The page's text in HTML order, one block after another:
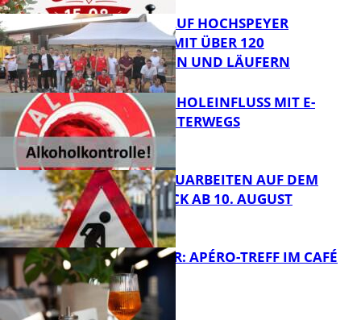
FB News
FB News
31. KERWELAUF HOCHSPEYER
BEGEISTERT MIT ÜBER 120
LÄUFERINNEN UND LÄUFERN
FB News
UNTER ALKOHOLEINFLUSS MIT E-
SCOOTER UNTERWEGS
FB News
STRASSENBAUARBEITEN AUF DEM B
ÄNNJERRÜCK AB 10. AUGUST
HOT SUMMER: APÉRO-TREFF IM CAFÉ
LUMA